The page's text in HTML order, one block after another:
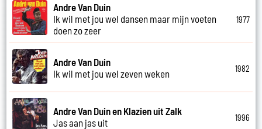
Andre Van Duin
Ik wil met jou wel dansen maar mijn voeten
doen zo zeer
1977
Andre Van Duin
Ik wil met jou wel zeven weken
1982
Andre Van Duin en Klazien uit Zalk
Jas aan jas uit
1996